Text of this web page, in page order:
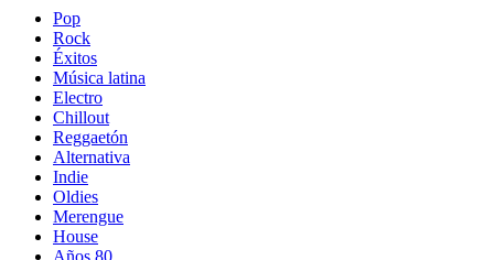
Pop
Rock
Éxitos
Música latina
Electro
Chillout
Reggaetón
Alternativa
Indie
Oldies
Merengue
House